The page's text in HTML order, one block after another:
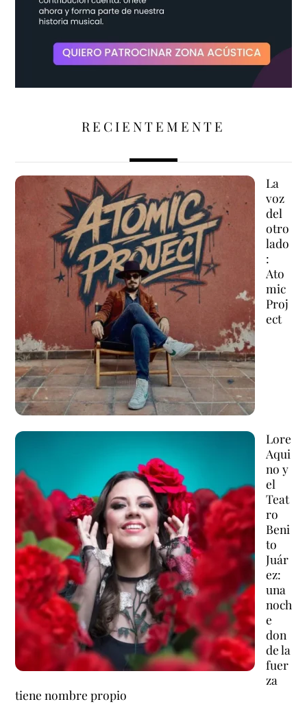
RECIENTEMENTE
La
voz
del
otro
lado
:
Ato
mic
Proj
ect
Lore
Aqui
no y
el
Teat
ro
Beni
to
Juár
ez:
una
noch
e
don
de la
fuer
za
tiene nombre propio